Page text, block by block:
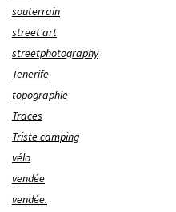
souterrain
street art
streetphotography
Tenerife
topographie
Traces
Triste camping
vélo
vendée
vendée.